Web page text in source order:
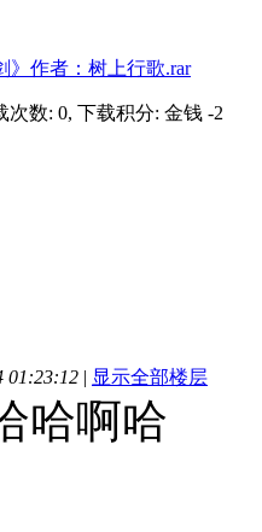
》作者：树上行歌.rar
次数: 0, 下载积分: 金钱 -2
01:23:12 | 显示全部楼层
哈啊哈